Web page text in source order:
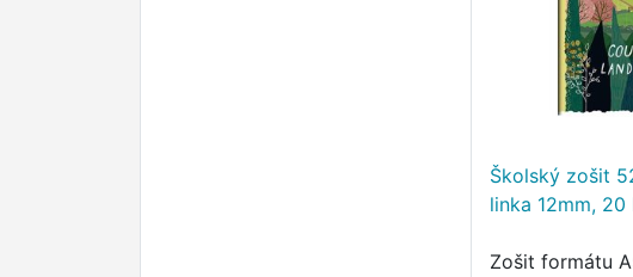
Školský zošit
linka 12mm, 20
Zošit formátu